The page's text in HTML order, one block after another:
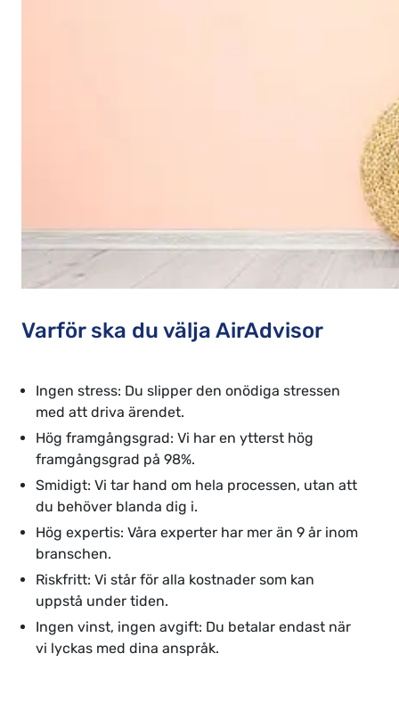
Varför ska du välja AirAdvisor
Ingen stress: Du slipper den onödiga stressen
med att driva ärendet.
Hög framgångsgrad: Vi har en ytterst hög
framgångsgrad på 98%.
Smidigt: Vi tar hand om hela processen, utan att
du behöver blanda dig i.
Hög expertis: Våra experter har mer än 9 år inom
branschen.
Riskfritt: Vi står för alla kostnader som kan
uppstå under tiden.
Ingen vinst, ingen avgift: Du betalar endast när
vi lyckas med dina anspråk.